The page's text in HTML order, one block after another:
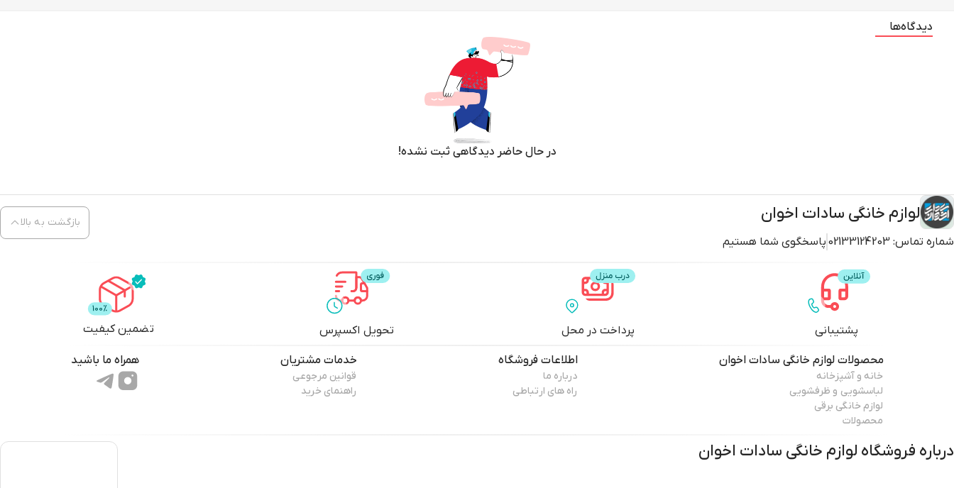
دیدگاه‌ها
در حال حاضر دیدگاهی ثبت نشده!
لوازم خانگی سادات اخوان
شماره تماس: 02133124203 پاسخگوی شما هستیم
بازگشت به بالا
پشتیبانی پرداخت در محل تحویل اکسپرس تضمین کیفیت
محصولاتلوازم خانگی سادات اخوان
خانه و آشپزخانه
لباسشویی و ظرفشویی
لوازم خانگی برقی
محصولات
اطلاعات فروشگاه
درباره ما
راه های ارتباطی
خدمات مشتریان
قوانین مرجوعی
راهنمای خرید
همراه ما باشید
درباره فروشگاه لوازم خانگی سادات اخوان